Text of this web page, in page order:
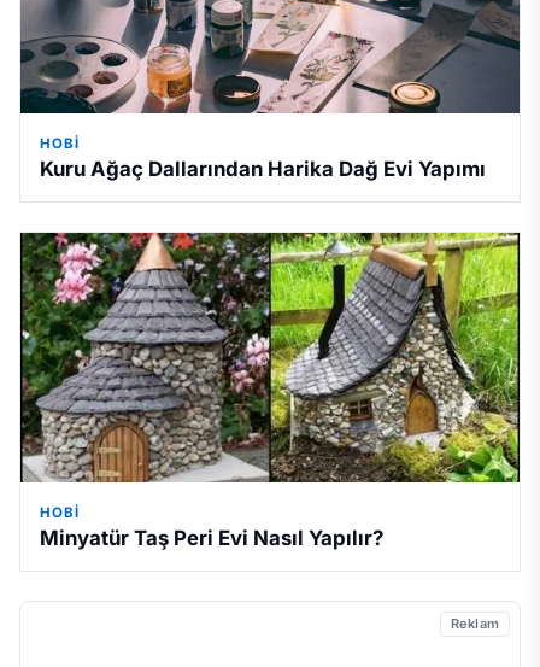
HOBI
Kuru Ağaç Dallarından Harika Dağ Evi Yapımı
HOBI
Minyatür Taş Peri Evi Nasıl Yapılır?
Reklam